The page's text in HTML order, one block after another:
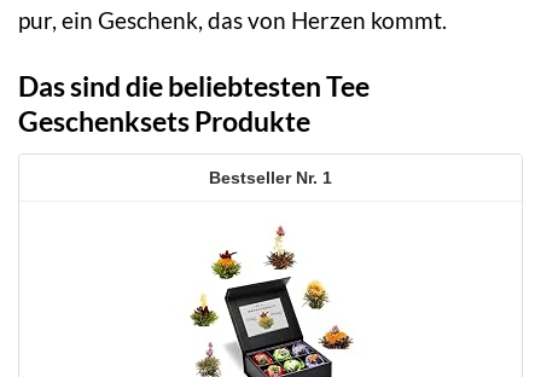
pur, ein Geschenk, das von Herzen kommt.
Das sind die beliebtesten Tee
Geschenksets Produkte
1